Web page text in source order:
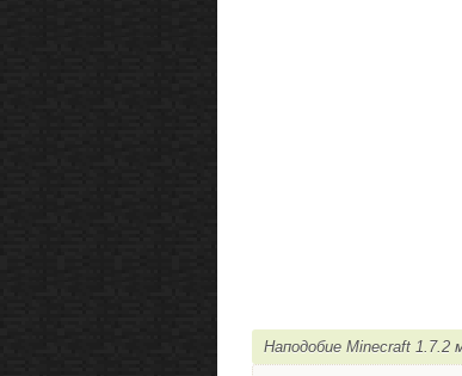
Наподобие Minecraft 1.7.2